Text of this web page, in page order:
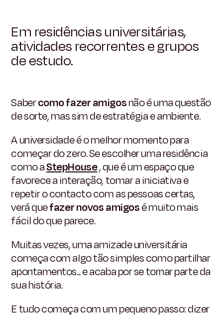
Em residências universitárias,
atividades recorrentes e grupos
de estudo.
Sabercomo fazer amigosnão é uma questão
de sorte, mas sim de estratégia e ambiente.
A universidade é o melhor momento para
começar do zero. Se escolher uma residência
como aStepHouse, que é um espaço que
favorece a interação, tomar a iniciativa e
repetir o contacto com as pessoas certas,
verá quefazer novos amigosé muito mais
fácil do que parece.
Muitas vezes, uma amizade universitária
começa com algo tão simples como partilhar
apontamentos... e acaba por se tornar parte da
sua história.
E tudo começa com um pequeno passo: dizer